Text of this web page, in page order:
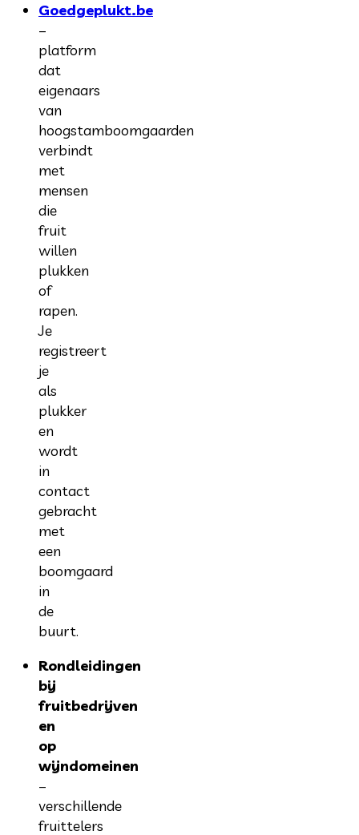
Goedgeplukt.be
–
platform
dat
eigenaars
van
hoogstamboomgaarden
verbindt
met
mensen
die
fruit
willen
plukken
of
rapen.
Je
registreert
je
als
plukker
en
wordt
in
contact
gebracht
met
een
boomgaard
in
de
buurt.
Rondleidingen
bij
fruitbedrijven
en
op
wijndomeinen
–
verschillende
fruittelers